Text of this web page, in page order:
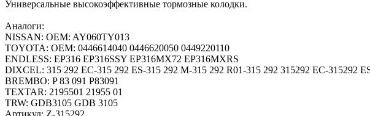
Универсальные высокоэффективные тормозные колодки.
Аналоги:
NISSAN: OEM: AY060TY013
TOYOTA: OEM: 0446614040 0446620050 0449220110
ENDLESS: EP316 EP316SSY EP316MX72 EP316MXRS
DIXCEL: 315 292 EC-315 292 ES-315 292 M-315 292 R01-315 292 315292 EC-315292
BREMBO: P 83 091 P83091
TEXTAR: 2195501 21955 01
TRW: GDB3105 GDB 3105
Артикул: Z-315292